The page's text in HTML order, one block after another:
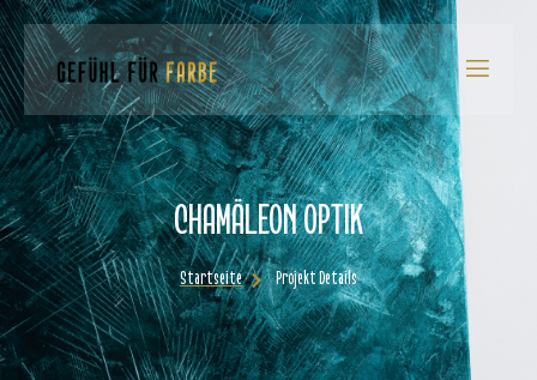
CHAMÄLEON OPTIK
Startseite Projekt Details